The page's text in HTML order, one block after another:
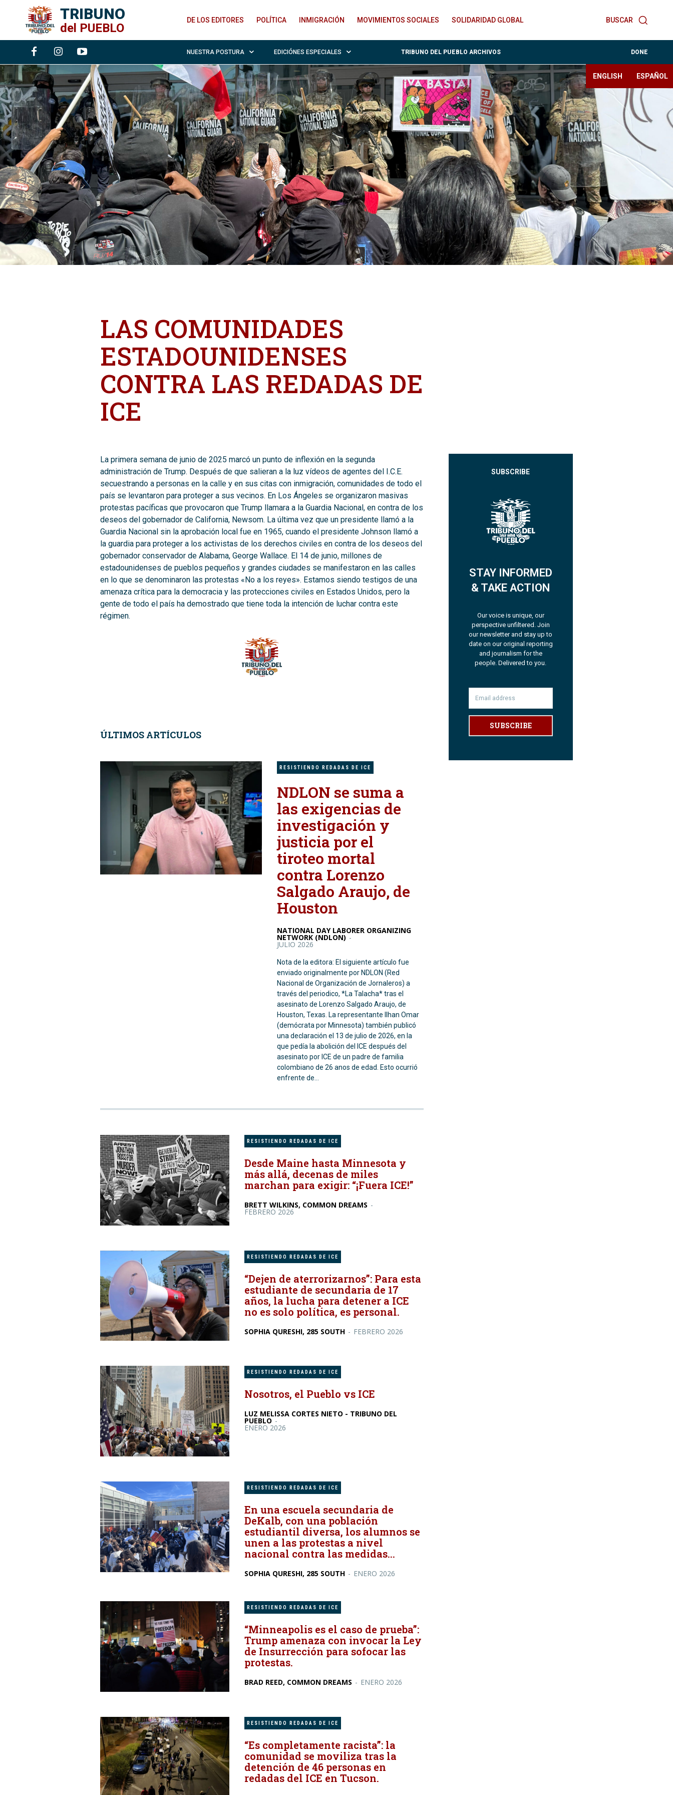
TRIBUNO
del PUEBLO
BUSCAR
DE LOS EDITORES POLÍTICA INMIGRACIÓN MOVIMIENTOS SOCIALES SOLIDARIDAD GLOBAL
NUESTRA POSTURA EDICIÓNES ESPECIALES TRIBUNO DEL PUEBLO ARCHIVOS DONE
ENGLISH ESPAÑOL
LAS COMUNIDADES
ESTADOUNIDENSES
CONTRA LAS REDADAS DE
ICE
La primera semana de junio de 2025 marcó un punto de inflexión en la segunda
administración de Trump. Después de que salieran a la luz vídeos de agentes del I.C.E.
secuestrando a personas en la calle y en sus citas con inmigración, comunidades de todo el
país se levantaron para proteger a sus vecinos. En Los Ángeles se organizaron masivas
protestas pacíficas que provocaron que Trump llamara a la Guardia Nacional, en contra de los
deseos del gobernador de California, Newsom. La última vez que un presidente llamó a la
Guardia Nacional sin la aprobación local fue en 1965, cuando el presidente Johnson llamó a
la guardia para proteger a los activistas de los derechos civiles en contra de los deseos del
gobernador conservador de Alabama, George Wallace. El 14 de junio, millones de
estadounidenses de pueblos pequeños y grandes ciudades se manifestaron en las calles
en lo que se denominaron las protestas «No a los reyes». Estamos siendo testigos de una
amenaza crítica para la democracia y las protecciones civiles en Estados Unidos, pero la
gente de todo el país ha demostrado que tiene toda la intención de luchar contra este
régimen.
ÚLTIMOS ARTÍCULOS
RESISTIENDO REDADAS DE ICE
NDLON se suma a
las exigencias de
investigación y
justicia por el
tiroteo mortal
contra Lorenzo
Salgado Araujo, de
Houston
NATIONAL DAY LABORER ORGANIZING
NETWORK (NDLON) -
JULIO 2026
Nota de la editora: El siguiente artículo fue
enviado originalmente por NDLON (Red
Nacional de Organización de Jornaleros) a
través del periodico, *La Talacha* tras el
asesinato de Lorenzo Salgado Araujo, de
Houston, Texas. La representante Ilhan Omar
(demócrata por Minnesota) también publicó
una declaración el 13 de julio de 2026, en la
que pedía la abolición del ICE después del
asesinato por ICE de un padre de familia
colombiano de 26 anos de edad. Esto ocurrió
enfrente de...
RESISTIENDO REDADAS DE ICE
Desde Maine hasta Minnesota y
más allá, decenas de miles
marchan para exigir: “¡Fuera ICE!”
BRETT WILKINS, COMMON DREAMS -
FEBRERO 2026
RESISTIENDO REDADAS DE ICE
“Dejen de aterrorizarnos”: Para esta
estudiante de secundaria de 17
años, la lucha para detener a ICE
no es solo política, es personal.
SOPHIA QURESHI, 285 SOUTH - FEBRERO 2026
RESISTIENDO REDADAS DE ICE
Nosotros, el Pueblo vs ICE
LUZ MELISSA CORTES NIETO - TRIBUNO DEL
PUEBLO -
ENERO 2026
RESISTIENDO REDADAS DE ICE
En una escuela secundaria de
DeKalb, con una población
estudiantil diversa, los alumnos se
unen a las protestas a nivel
nacional contra las medidas...
SOPHIA QURESHI, 285 SOUTH - ENERO 2026
RESISTIENDO REDADAS DE ICE
“Minneapolis es el caso de prueba”:
Trump amenaza con invocar la Ley
de Insurrección para sofocar las
protestas.
BRAD REED, COMMON DREAMS - ENERO 2026
RESISTIENDO REDADAS DE ICE
“Es completamente racista”: la
comunidad se moviliza tras la
detención de 46 personas en
redadas del ICE en Tucson.
SUBSCRIBE
STAY INFORMED
& TAKE ACTION
Our voice is unique, our
perspective unfiltered. Join
our newsletter and stay up to
date on our original reporting
and journalism for the
people. Delivered to you.
SUBSCRIBE